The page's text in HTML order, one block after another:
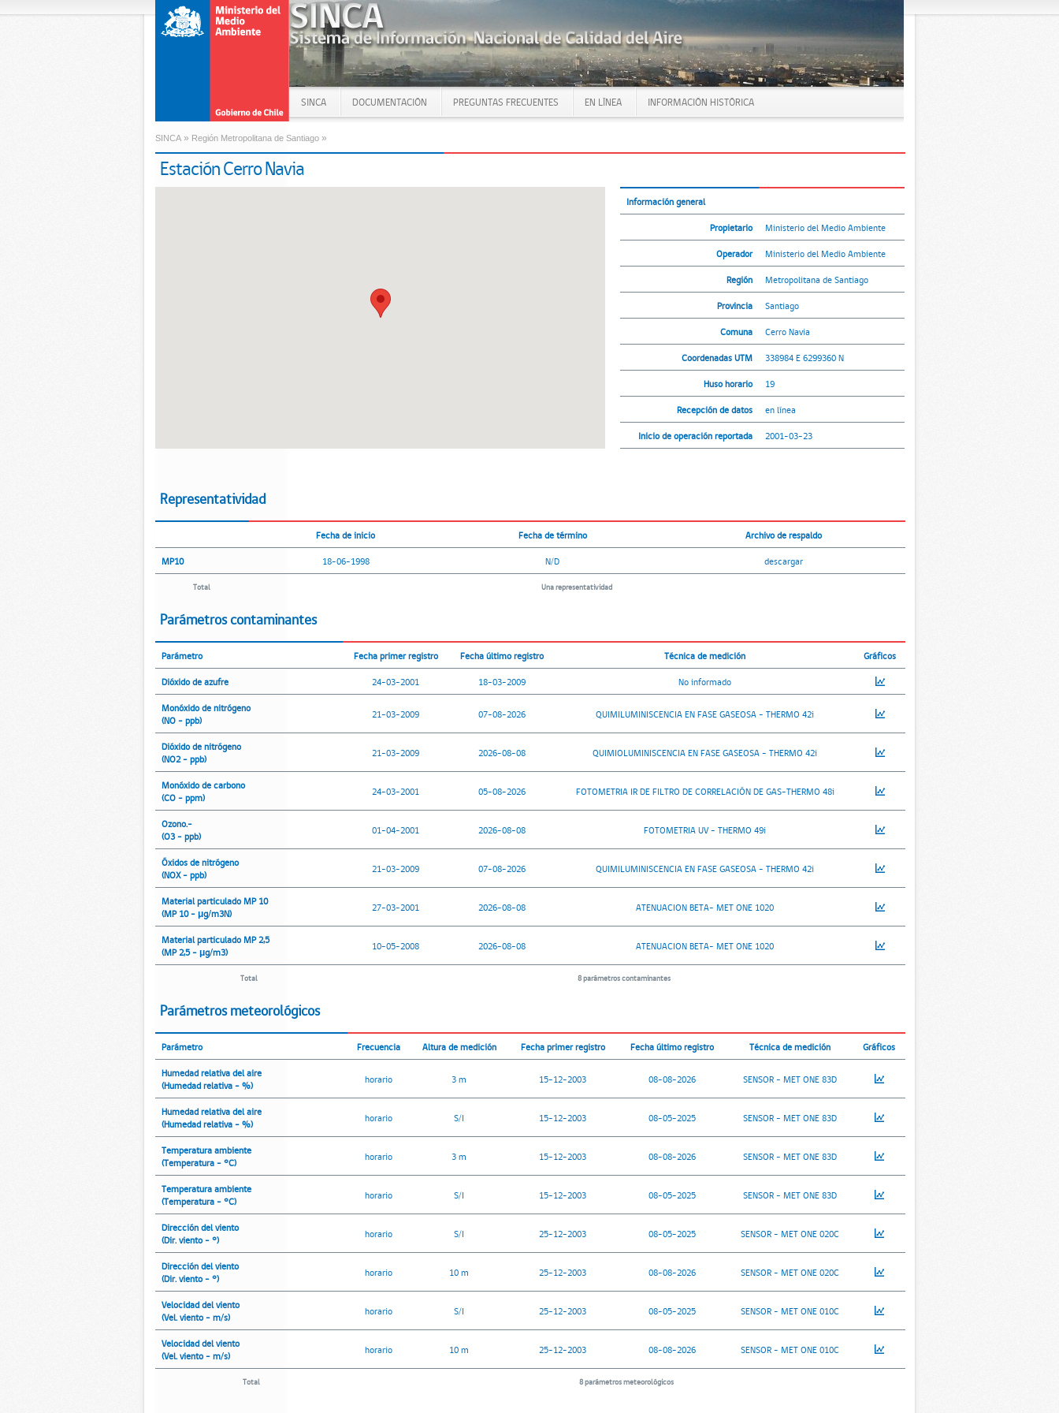
SINCA DOCUMENTACIÓN PREGUNTAS FRECUENTES EN LÍNEA INFORMACIÓN HISTÓRICA
SINCA » Región Metropolitana de Santiago »
Estación Cerro Navia
Información general
Propietario Ministerio del Medio Ambiente
Operador Ministerio del Medio Ambiente
Región Metropolitana de Santiago
Provincia Santiago
Comuna Cerro Navia
Coordenadas UTM 338984 E 6299360 N
Huso horario 19
Recepción de datos en línea
Inicio de operación reportada 2001-03-23
Representatividad
Fecha de inicio Fecha de término Archivo de respaldo
MP10 18-06-1998 N/D descargar
Total Una representatividad
Parámetros contaminantes
Parámetro Fecha primer registro Fecha último registro Técnica de medición Gráficos
Dióxido de azufre 24-03-2001 18-03-2009 No informado
Monóxido de nitrógeno
(NO - ppb)
21-03-2009 07-08-2026 QUIMILUMINISCENCIA EN FASE GASEOSA - THERMO 42i
Dióxido de nitrógeno
(NO2 - ppb)
21-03-2009 2026-08-08 QUIMIOLUMINISCENCIA EN FASE GASEOSA - THERMO 42i
Monóxido de carbono
(CO - ppm)
24-03-2001 05-08-2026 FOTOMETRIA IR DE FILTRO DE CORRELACIÓN DE GAS-THERMO 48i
Ozono.-
(O3 - ppb)
01-04-2001 2026-08-08 FOTOMETRIA UV - THERMO 49i
Óxidos de nitrógeno
(NOX - ppb)
21-03-2009 07-08-2026 QUIMILUMINISCENCIA EN FASE GASEOSA - THERMO 42i
Material particulado MP 10
(MP 10 - μg/m3N)
27-03-2001 2026-08-08 ATENUACION BETA- MET ONE 1020
Material particulado MP 2,5
(MP 2,5 - μg/m3)
10-05-2008 2026-08-08 ATENUACION BETA- MET ONE 1020
Total 8 parámetros contaminantes
Parámetros meteorológicos
Parámetro Frecuencia Altura de medición Fecha primer registro Fecha último registro Técnica de medición Gráficos
Humedad relativa del aire
(Humedad relativa - %)
horario 3 m 15-12-2003 08-08-2026 SENSOR - MET ONE 83D
Humedad relativa del aire
(Humedad relativa - %)
horario S/I 15-12-2003 08-05-2025 SENSOR - MET ONE 83D
Temperatura ambiente
(Temperatura - °C)
horario 3 m 15-12-2003 08-08-2026 SENSOR - MET ONE 83D
Temperatura ambiente
(Temperatura - °C)
horario S/I 15-12-2003 08-05-2025 SENSOR - MET ONE 83D
Dirección del viento
(Dir. viento - °)
horario S/I 25-12-2003 08-05-2025 SENSOR - MET ONE 020C
Dirección del viento
(Dir. viento - °)
horario 10 m 25-12-2003 08-08-2026 SENSOR - MET ONE 020C
Velocidad del viento
(Vel. viento - m/s)
horario S/I 25-12-2003 08-05-2025 SENSOR - MET ONE 010C
Velocidad del viento
(Vel. viento - m/s)
horario 10 m 25-12-2003 08-08-2026 SENSOR - MET ONE 010C
Total 8 parámetros meteorológicos